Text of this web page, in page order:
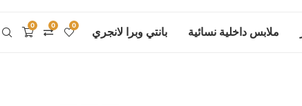
ملابس داخلية نسائية بانتي وبرا لانجري 0 0 0